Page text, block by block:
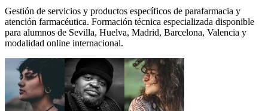
Gestión de servicios y productos específicos de parafarmacia y
atención farmacéutica. Formación técnica especializada disponible
para alumnos de Sevilla, Huelva, Madrid, Barcelona, Valencia y
modalidad online internacional.